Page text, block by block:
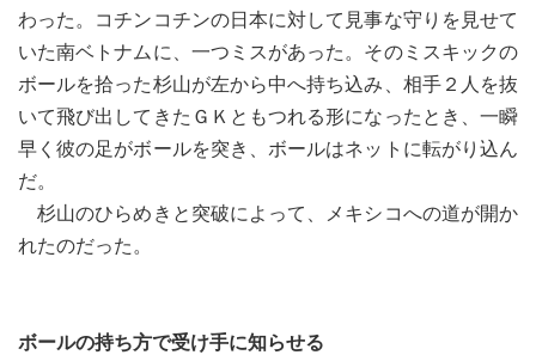
わった。コチンコチンの日本に対して見事な守りを見せて
いた南ベトナムに、一つミスがあった。そのミスキックの
ボールを拾った杉山が左から中へ持ち込み、相手２人を抜
いて飛び出してきたＧＫともつれる形になったとき、一瞬
早く彼の足がボールを突き、ボールはネットに転がり込ん
だ。
杉山のひらめきと突破によって、メキシコへの道が開か
れたのだった。
ボールの持ち方で受け手に知らせる